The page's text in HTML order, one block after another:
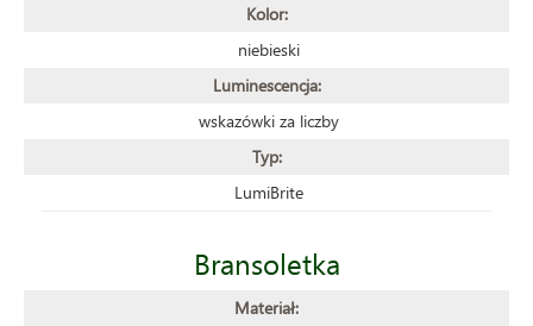
Kolor:
niebieski
Luminescencja:
wskazówki za liczby
Typ:
LumiBrite
Bransoletka
Materiał: